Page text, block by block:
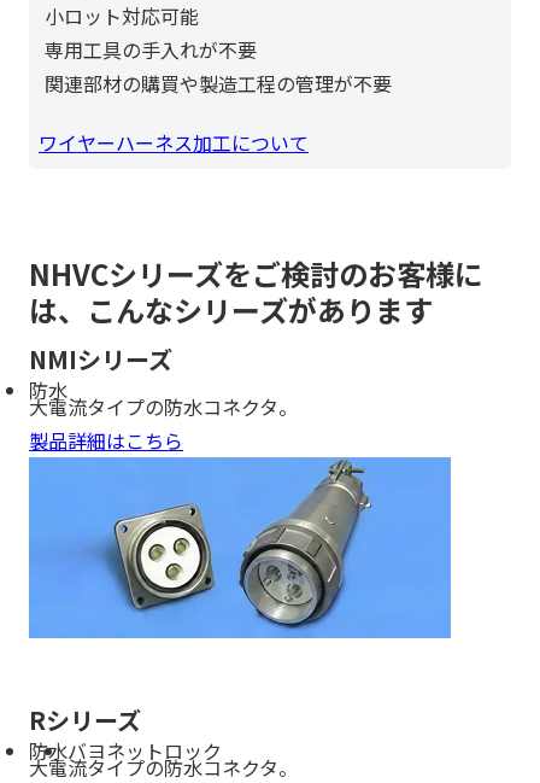
小ロット対応可能
専用工具の手入れが不要
関連部材の購買や製造工程の管理が不要
ワイヤーハーネス加工について
NHVCシリーズをご検討のお客様に
は、こんなシリーズがあります
NMIシリーズ
防水
大電流タイプの防水コネクタ。
製品詳細はこちら
Rシリーズ
防水バヨネットロック
大電流タイプの防水コネクタ。